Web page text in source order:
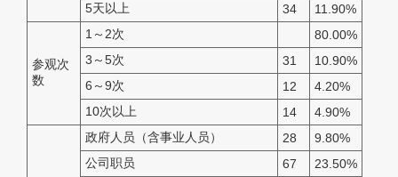
5天以上
34 11.90%
参观次
数
1～2次
80.00%
3～5次
31
10.90%
6～9次
12
4.20%
10次以上
14 4.90%
政府人员（含事业人员） 28
9.80%
公司职员
67
23.50%